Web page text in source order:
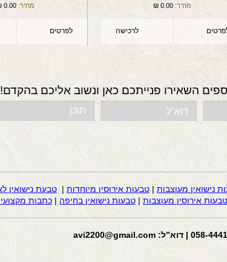
מחיר: 0.00
₪
לרכישה
מחיר: 0.00
לפרטים
השאירו פנייתכם כאן ונשוב אליכם בהקדם!
נישואין מעוצבות | טבעות אירוסין מיוחדות | טבעת נישואין
טבעות אירוסין מעוצבות | טבעות נישואין בחיפה | כתבות